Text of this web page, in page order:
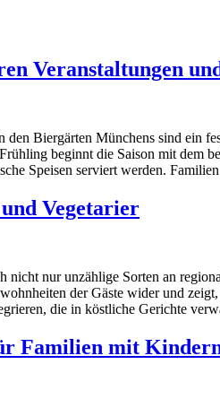
Veranstaltungen
den Biergärten Münchens sind ein
beginnt die Saison mit dem
Speisen serviert werden.
Vegetarier
nicht nur unzählige Sorten an
der Gäste wider und
die in köstliche Gerichte
Familien mit